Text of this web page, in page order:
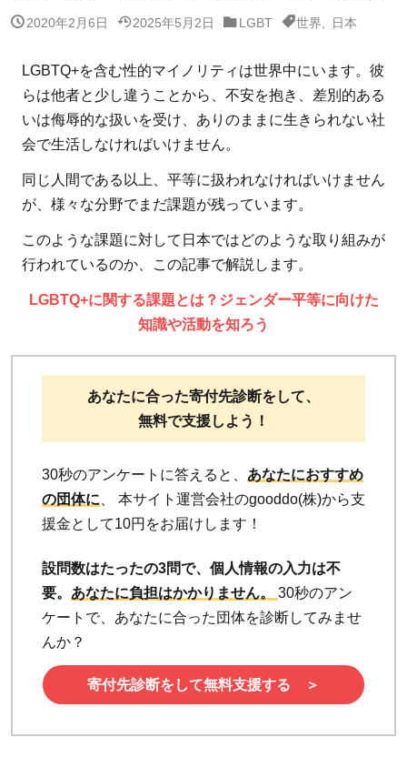
2020年2月6日 2025年5月2日 LGBT 世界 日本
LGBTQ+を含む性的マイノリティは世界中にいます。彼
らは他者と少し違うことから、不安を抱き、差別的ある
いは侮辱的な扱いを受け、ありのままに生きられない社
会で生活しなければいけません。
同じ人間である以上、平等に扱われなければいけません
が、様々な分野でまだ課題が残っています。
このような課題に対して日本ではどのような取り組みが
行われているのか、この記事で解説します。
LGBTQ+に関する課題とは？ジェンダー平等に向けた
知識や活動を知ろう
あなたに合った寄付先診断をして、
無料で支援しよう！
30秒のアンケートに答えると、 あなたにおすすめ
の団体に 、 本サイト運営会社のgooddo(株)から支
援金として10円をお届けします！
設問数はたったの3問で、個人情報の入力は不
要。 あなたに負担はかかりません。 30秒のアン
ケートで、あなたに合った団体を診断してみませ
んか？
寄付先診断をして無料支援する ＞